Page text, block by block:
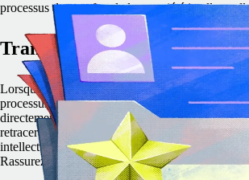
processus de transfert de la propriété
Transfert à toute épreuve, en
Lorsque nous recrutons du personnel en votre
processus sécurisé et transparent en deux
directement votre propriété intellectuelle. Vous
retracer les étapes du processus de transfert de la
intellectuelle, depuis l'employé à vous en
Rassurez-vous, celle-ci est protégée.